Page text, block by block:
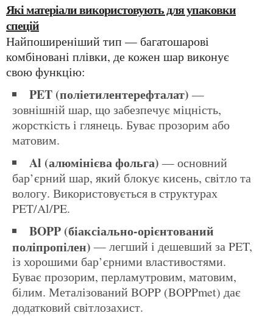
Які матеріали використовують для упаковки
спецій
Найпоширеніший тип — багатошарові
комбіновані плівки, де кожен шар виконує
свою функцію:
PET (поліетилентерефталат) —
зовнішній шар, що забезпечує міцність,
жорсткість і глянець. Буває прозорим або
матовим.
Al (алюмінієва фольга) — основний
бар’єрний шар, який блокує кисень, світло та
вологу. Використовується в структурах
PET/Al/PE.
BOPP (біаксіально-орієнтований
поліпропілен) — легший і дешевший за PET,
із хорошими бар’єрними властивостями.
Буває прозорим, перламутровим, матовим,
білим. Металізований BOPP (BOPPmet) дає
додатковий світлозахист.